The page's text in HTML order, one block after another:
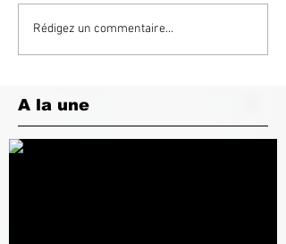
Rédigez un commentaire...
A la une